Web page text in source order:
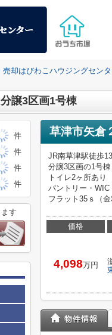
却はびわこハウジングセンタ
譲3区画1号棟
草津市矢
JR南草津駅徒歩
分譲3区画の1号
トイレ2ヶ所あ
パントリー・
フラット35ｓ（
価格
4,098万円
件
件
件
件
す